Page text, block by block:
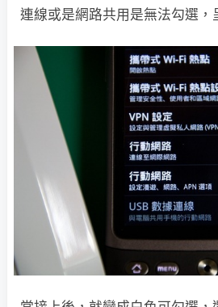
連線或是網路共用是無法勾選，